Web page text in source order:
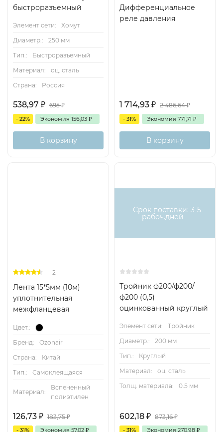
быстроразъемный
Элемент сети:
Хомут
Диаметр.:
250 мм
Тип.:
Быстроразъемный
Материал:
оц. сталь
Страна:
Россия
538,97 ₽ 695₽
- 22% Экономия 156,03 ₽
В корзину
Дифференциальное
реле давления
1 714,93 ₽ 2 486,64₽
- 31% Экономия 771,71 ₽
В корзину
2
Лента 15*5мм (10м)
уплотнительная
межфланцевая
Цвет.:
Бренд:
Ozonair
Страна:
Китай
Тип.:
Самоклеящаяся
Материал:
Вспененный
полиэтилен
126,73 ₽ 183,75₽
- 31% Экономия 57,02 ₽
- Срок поставки: 3-5
рабоч.дней -
Тройник ф200/ф200/
ф200 (0,5)
оцинкованный круглый
Элемент сети:
Тройник
Диаметр.:
200 мм
Тип.:
Круглый
Материал:
оц. сталь
Толщ. материала:
0.5 мм
602,18 ₽ 873,16₽
- 31% Экономия 270,98 ₽